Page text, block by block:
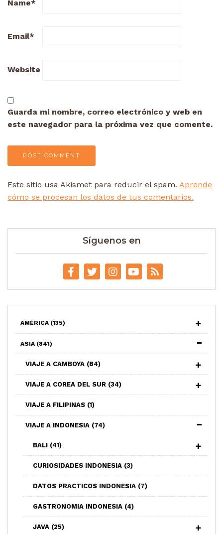
Name*
Email*
Website
Guarda mi nombre, correo electrónico y web en
este navegador para la próxima vez que comente.
Este sitio usa Akismet para reducir el spam. Aprende
cómo se procesan los datos de tus comentarios.
Síguenos en
AMÉRICA (135)
ASIA (841)
VIAJE A CAMBOYA (84)
VIAJE A COREA DEL SUR (34)
VIAJE A FILIPINAS (1)
VIAJE A INDONESIA (74)
BALI (41)
CURIOSIDADES INDONESIA (3)
DATOS PRACTICOS INDONESIA (7)
GASTRONOMIA INDONESIA (4)
JAVA (25)